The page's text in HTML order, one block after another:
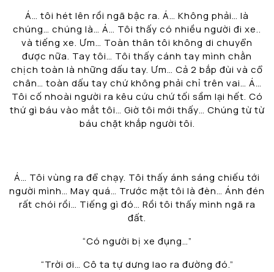
Á… tôi hét lên rồi ngã bậc ra. Á… Không phải… là
chúng… chúng là… Á… Tôi thấy có nhiều người đi xe..
và tiếng xe. Ưm… Toàn thân tôi không di chuyển
được nữa. Tay tôi… Tôi thấy cánh tay mình chằn
chịch toàn là những dấu tay. Ưm… Cả 2 bắp đùi và cổ
chân… toàn dấu tay chứ không phải chỉ trên vai… Á…
Tôi cố nhoài người ra kêu cứu chứ tối sầm lại hết. Có
thứ gì báu vào mắt tôi… Giờ tôi mới thấy… Chúng từ từ
báu chặt khắp người tôi.
Á… Tôi vùng ra để chạy. Tôi thấy ánh sáng chiếu tới
người mình… May quá… Trước mặt tôi là đèn… Ánh đén
rất chói rồi… Tiếng gì đó… Rồi tôi thấy mình ngã ra
đất.
“Có người bị xe đụng…”
“Trời ơi… Cô ta tự dưng lao ra đường đó.”